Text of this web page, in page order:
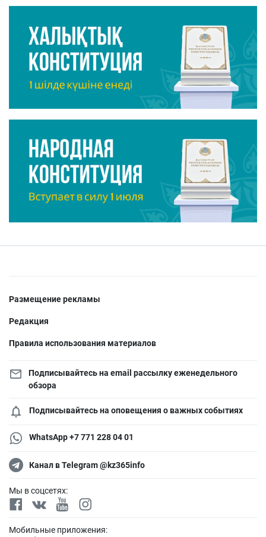
Размещение рекламы
Редакция
Правила использования материалов
Подписывайтесь на email рассылку еженедельного
обзора
Подписывайтесь на оповещения о важных событиях
WhatsApp +7 771 228 04 01
Канал в Telegram @kz365info
Мы в соцсетях:
Мобильные приложения: